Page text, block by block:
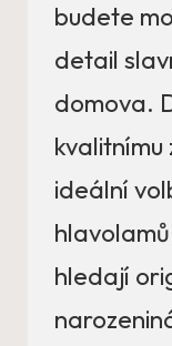
budete
detail
domova.
ideální
hledají